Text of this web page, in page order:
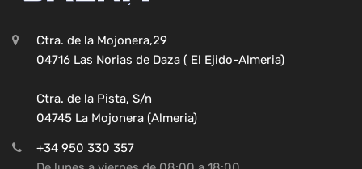
Ctra. de la Mojonera,29
04716 Las Norias de Daza ( El Ejido-Almeria)
Ctra. de la Pista, S/n
04745 La Mojonera (Almeria)
+34 950 330 357